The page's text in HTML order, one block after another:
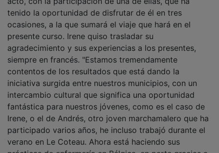
tenido la oportunidad de disfrutar de él en tres
ocasiones, a la que sumará el viaje que hará en el
presente curso. Irene quiso trasladar su
agradecimiento y sus experiencias a los presentes,
siempre en francés. "Estamos tremendamente
contentos de los resultados que está dando la
iniciativa surgida entre nuestros municipios, con un
intercambio cultural que significa una oportunidad
fantástica para nuestros jóvenes, como es el caso de
Irene, o el de Andrés, otro joven marchamalero que ha
participado varios años, he incluso trabajó durante el
verano en Le Coteau. Ahora está haciendo sus
prácticas de enfermería en Bélgica, en parte gracias a